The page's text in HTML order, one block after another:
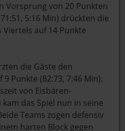
Vorsprung von 20 Punkten
5:16 Min) drückten die
Viertels auf 14 Punkte
die Gäste den
Punkte (82:73, 7:46 Min).
von Eisbären-
das Spiel nun in seine
Teams zogen defensiv
harten Block gegen